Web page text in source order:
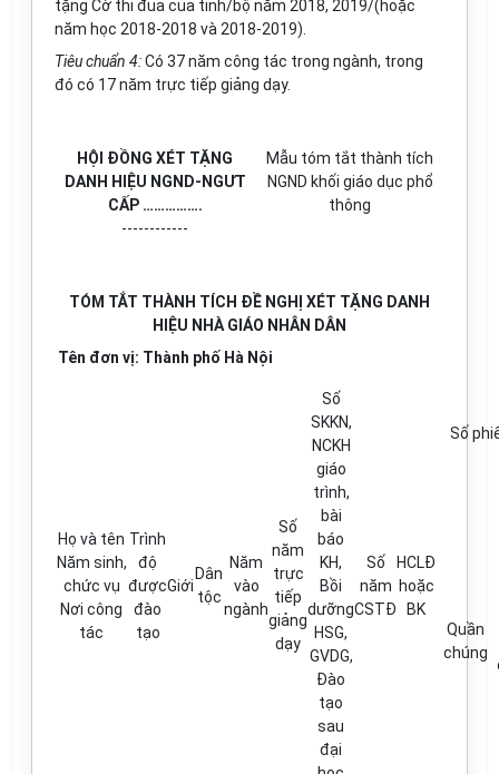
tặng Cờ thi đua của tỉnh/bộ năm 2018, 2019/(hoặc
năm học 2018-2018 và 2018-2019).
Tiêu chuẩn 4:Có 37 năm công tác trong ngành, trong
đó có 17 năm trực tiếp giảng dạy.
HỘI ĐỒNG XÉT TẶNG
DANH HIỆU NGND-NGƯT
CẤP…………….
------------
Mẫu tóm tắt thành tích
NGND khối giáo dục phổ
thông
TÓM TẮT THÀNH TÍCH ĐỀ NGHỊ XÉT TẶNG DANH
HIỆU NHÀ GIÁO NHÂN DÂN
Tên đơn vị: Thành phố Hà Nội
Họ và tên
Năm sinh,
chức vụ
Nơi công
tác
Trình
độ
được
đào
tạo
Giới
Dân
tộc
Năm
vào
ngành
Số
năm
trực
tiếp
giảng
dạy
Số
SKKN,
NCKH
giáo
trình,
bài
báo
KH,
Bồi
dưỡng
HSG,
GVDG,
Đào
tạo
sau
đại
Số
năm
CSTĐ
HCLĐ
hoặc
BK
Số
Quần
chúng